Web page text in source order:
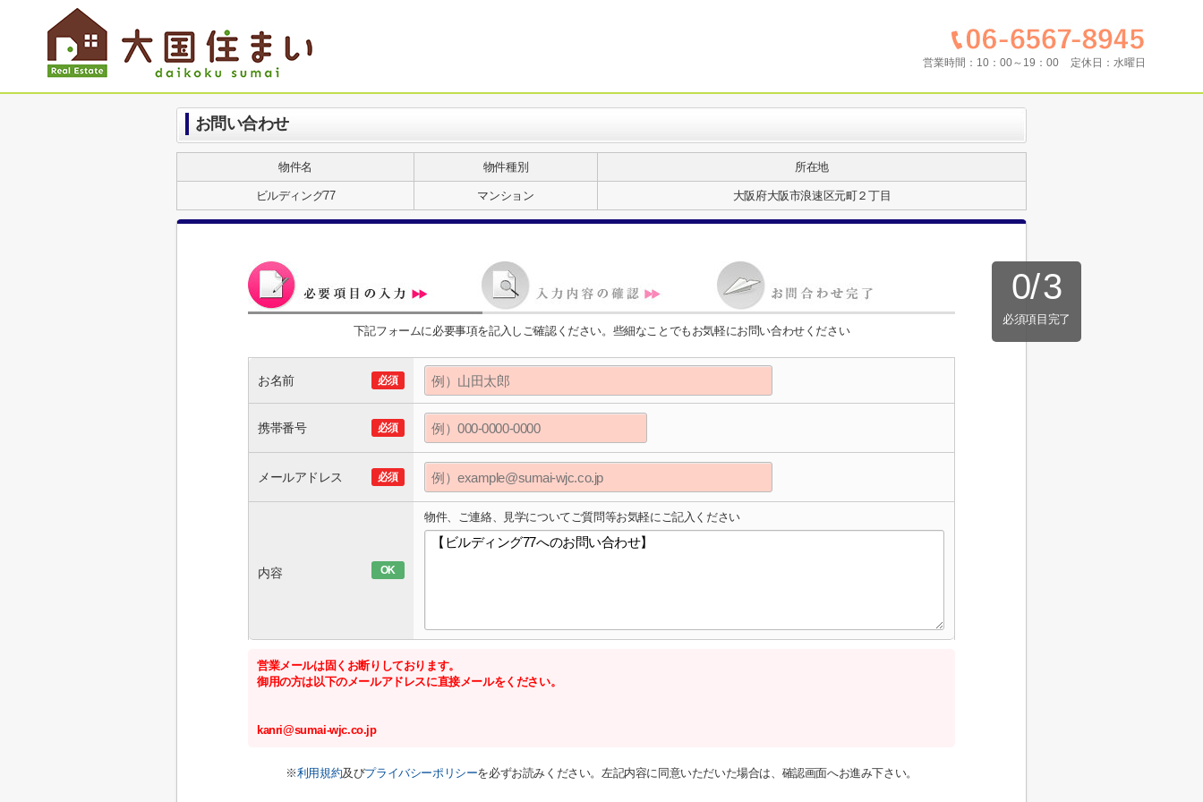
営業時間： 10：00～19：00 定休日： 水曜日
お問い合わせ
物件名 物件種別 所在地
ビルディング77 マンション 大阪府大阪市浪速区元町２丁目
0/3
必須項目完了
下記フォームに必要事項を記入しご確認ください。些細なことでもお気軽にお問い合わせください
お名前 必須
携帯番号 必須
メールアドレス 必須
内容 OK
物件、ご連絡、見学についてご質問等お気軽にご記入ください
営業メールは固くお断りしております。
御用の方は以下のメールアドレスに直接メールをください。
kanri@sumai-wjc.co.jp
※利用規約及びプライバシーポリシーを必ずお読みください。左記内容に同意いただいた場合は、確認画面へお進み下さい。